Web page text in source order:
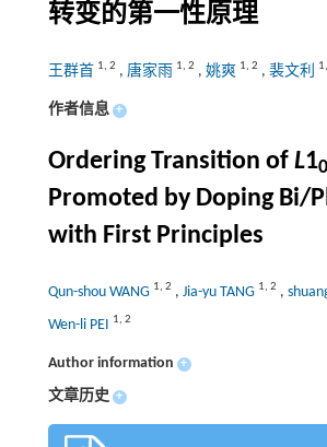
转变的第一性原理
王群首 1, 2 , 唐家雨 1, 2 , 姚爽 1, 2 , 裴文利 1,
作者信息 +
Ordering Transition of L10
Promoted by Doping Bi/
with First Principles
Qun-shou WANG 1, 2 , Jia-yu TANG 1, 2 ,
Wen-li PEI 1, 2
Author information +
文章历史 +